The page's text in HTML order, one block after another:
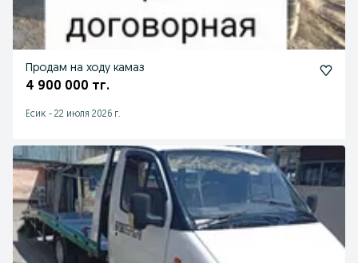
Продам на ходу камаз
4 900 000 тг.
Есик - 22 июля 2026 г.